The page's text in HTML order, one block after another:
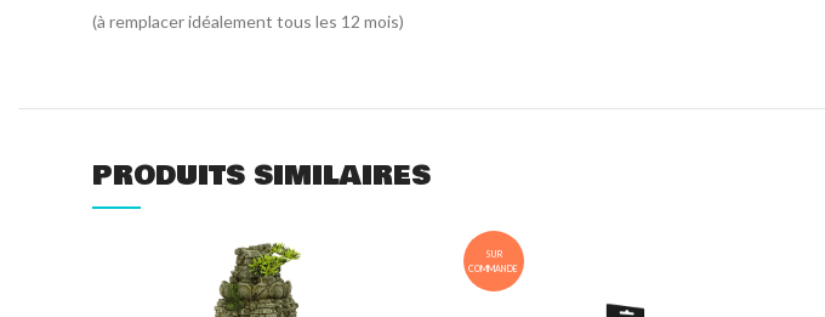
(à remplacer idéalement tous les 12 mois)
PRODUITS SIMILAIRES
SUR
COMMANDE